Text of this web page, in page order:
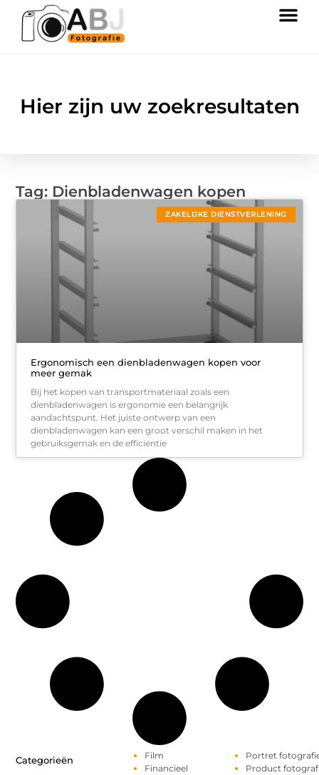
Hier zijn uw zoekresultaten
Tag: Dienbladenwagen kopen
ZAKELIJKE DIENSTVERLENING
Ergonomisch een dienbladenwagen kopen voor
meer gemak
Bij het kopen van transportmateriaal zoals een
dienbladenwagen is ergonomie een belangrijk
aandachtspunt. Het juiste ontwerp van een
dienbladenwagen kan een groot verschil maken in het
gebruiksgemak en de efficiëntie
Categorieën
Film
Financieel
Portret
Product